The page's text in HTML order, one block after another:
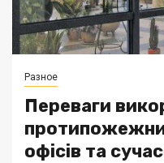
Разное
Переваги
офісів та